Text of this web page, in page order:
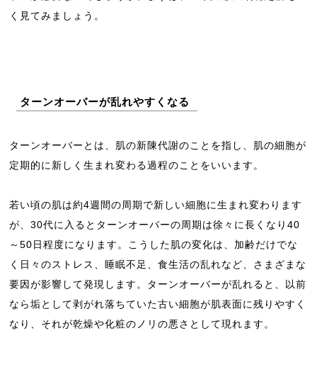
く見てみましょう。
ターンオーバーが乱れやすくなる
ターンオーバーとは、肌の新陳代謝のことを指し、肌の細胞が
定期的に新しく生まれ変わる過程のことをいいます。
若い頃の肌は約4週間の周期で新しい細胞に生まれ変わります
が、30代に入るとターンオーバーの周期は徐々に長くなり40
～50日程度になります。こうした肌の変化は、加齢だけでな
く日々のストレス、睡眠不足、食生活の乱れなど、さまざまな
要因が影響して発現します。ターンオーバーが乱れると、以前
なら垢として剥がれ落ちていた古い細胞が肌表面に残りやすく
なり、それが乾燥や化粧のノリの悪さとして現れます。